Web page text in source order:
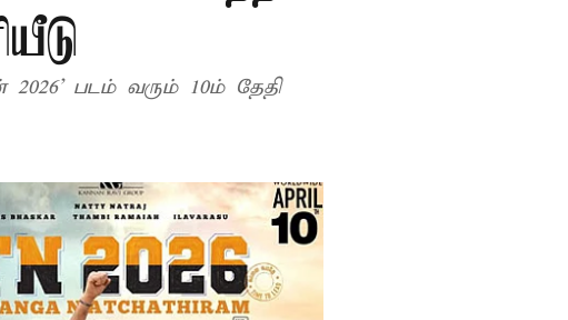
படம் வரும் 10ம் தேதி